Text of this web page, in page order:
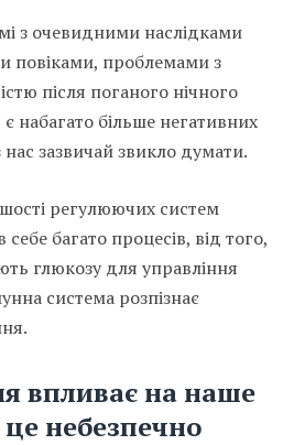
з очевидними наслідками
повіками, проблемами з
після поганого нічного
набагато більше негативних
нас зазвичай звикло думати.
регулюючих систем
багато процесів, від того,
глюкозу для управління
система розпізнає
впливає на наше
небезпечно